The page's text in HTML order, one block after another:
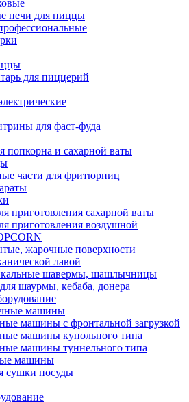
печи для пиццы
для пиццерий
для фаст-фуда
попкорна и сахарной ваты
части для фритюрниц
приготовления сахарной ваты
приготовления воздушной
жарочные поверхности
лавой
шавермы, шашлычницы
шаурмы, кебаба, донера
машины
машины с фронтальной загрузкой
машины купольного типа
машины туннельного типа
машины
сушки посуды